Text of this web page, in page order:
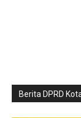
Berita DPRD